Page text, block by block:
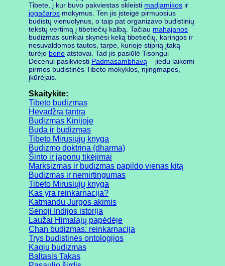
Tibete, į kur buvo pakviestas skleisti madjamikos ir
jogačaros mokymus. Ten jis įsteigė pirmuosius
budistų vienuolynus, o taip pat organizavo budistinių
tekstų vertimą į tibetiečių kalbą. Tačiau mahajanos
budizmas sunkiai skynėsi kelią tibetiečių, karingos ir
nesuvaldomos tautos, tarpe, kurioje stiprią įtaką
turėjo bono atstovai. Tad jis pasiūlė Tisongui
Decenui pasikviesti Padmasambhavą – jiedu laikomi
pirmos budistinės Tibeto mokyklos, njingmapos,
įkūrėjais.
Skaitykite:
Tibeto budizmas
Hevadžra tantra
Budizmas Kinijoje
Buda ir budizmas
Tibeto Mirusiųjų knyga
Budizmo doktrina (dharma)
Šinto ir japonų tikėjimai
Marksizmas ir budizmas papildo vienas kitą
Budizmas ir nemirtingumas
Tibeto Mirusiųjų knyga
Kas yra reinkarnacija?
Katmandu Jurgos akimis
Senoji Indijos istorija
Laužai Himalajų papėdėje
Chan budizmas: reinkarnacija
Trys budistinės ontologijos
Kagju budizmas
Baltasis Takas